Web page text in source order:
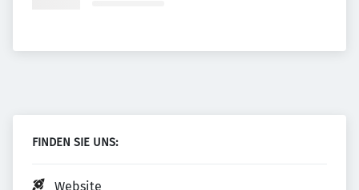
FINDEN SIE UNS:
Website